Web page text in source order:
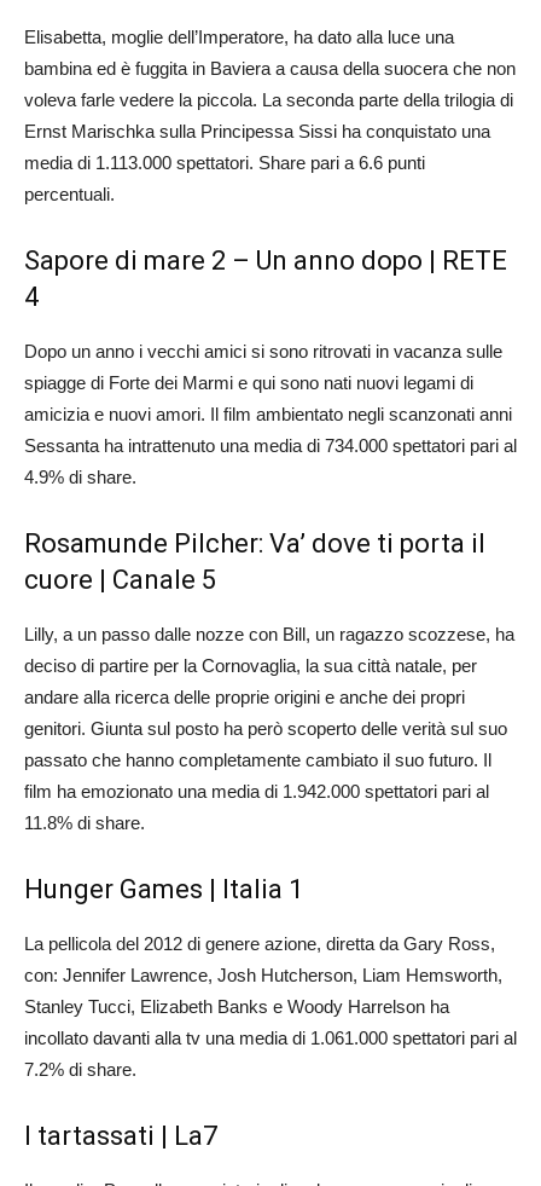
Elisabetta, moglie dell’Imperatore, ha dato alla luce una
bambina ed è fuggita in Baviera a causa della suocera che non
voleva farle vedere la piccola. La seconda parte della trilogia di
Ernst Marischka sulla Principessa Sissi ha conquistato una
media di 1.113.000 spettatori. Share pari a 6.6 punti
percentuali.
Sapore di mare 2 – Un anno dopo | RETE
4
Dopo un anno i vecchi amici si sono ritrovati in vacanza sulle
spiagge di Forte dei Marmi e qui sono nati nuovi legami di
amicizia e nuovi amori. Il film ambientato negli scanzonati anni
Sessanta ha intrattenuto una media di 734.000 spettatori pari al
4.9% di share.
Rosamunde Pilcher: Va’ dove ti porta il
cuore | Canale 5
Lilly, a un passo dalle nozze con Bill, un ragazzo scozzese, ha
deciso di partire per la Cornovaglia, la sua città natale, per
andare alla ricerca delle proprie origini e anche dei propri
genitori. Giunta sul posto ha però scoperto delle verità sul suo
passato che hanno completamente cambiato il suo futuro. Il
film ha emozionato una media di 1.942.000 spettatori pari al
11.8% di share.
Hunger Games | Italia 1
La pellicola del 2012 di genere azione, diretta da Gary Ross,
con: Jennifer Lawrence, Josh Hutcherson, Liam Hemsworth,
Stanley Tucci, Elizabeth Banks e Woody Harrelson ha
incollato davanti alla tv una media di 1.061.000 spettatori pari al
7.2% di share.
I tartassati | La7